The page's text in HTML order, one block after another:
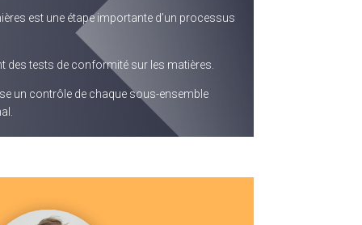
est une étape importante d’un processus
des tests de conformité sur les matières.
un contrôle de chaque sous-ensemble